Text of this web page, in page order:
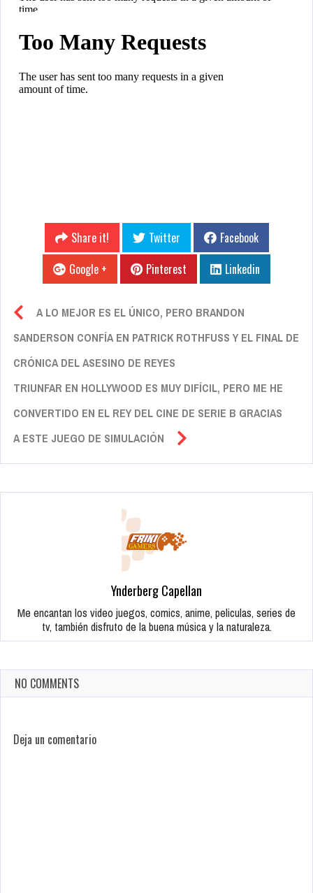
Share it! Twitter
Facebook
Google +
Pinterest Linkedin
A LO MEJOR ES EL ÚNICO, PERO BRANDON
SANDERSON CONFÍA EN PATRICK ROTHFUSS Y EL FINAL DE
CRÓNICA DEL ASESINO DE REYES
TRIUNFAR EN HOLLYWOOD ES MUY DIFÍCIL, PERO ME HE
CONVERTIDO EN EL REY DEL CINE DE SERIE B GRACIAS
A ESTE JUEGO DE SIMULACIÓN
Ynderberg Capellan
Me encantan los video juegos, comics, anime, peliculas, series de
tv, también disfruto de la buena música y la naturaleza.
NO COMMENTS
Deja un comentario